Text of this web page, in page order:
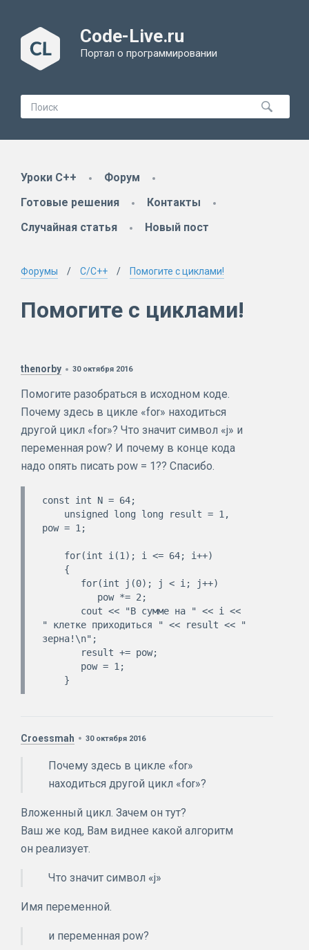
Code-Live.ru
Портал о программировании
Уроки C++
Форум
Готовые решения
Контакты
Случайная статья
Новый пост
Форумы C/C++ Помогите с циклами!
Помогите с циклами!
thenorby 30 октября 2016
Помогите разобраться в исходном коде.
Почему здесь в цикле «for» находиться
другой цикл «for»? Что значит символ «j» и
переменная pow? И почему в конце кода
надо опять писать pow = 1?? Спасибо.
const int N = 64;
pow = 1;
" клетке приходиться " << result << "
зерна!\n";
Croessmah 30 октября 2016
Почему здесь в цикле «for»
находиться другой цикл «for»?
Вложенный цикл. Зачем он тут?
Ваш же код, Вам виднее какой алгоритм
он реализует.
Что значит символ «j»
Имя переменной.
и переменная pow?